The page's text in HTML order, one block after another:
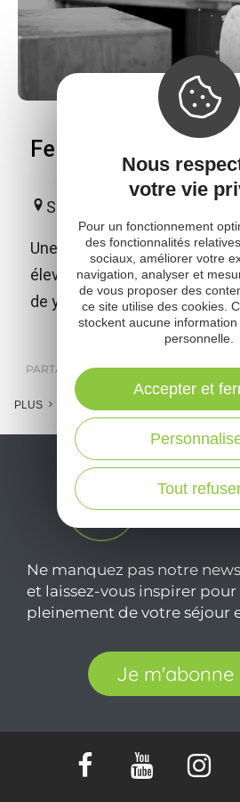
Ferme d'Alcas
Saint-Jean-et-Saint-Paul
Une ferme en Agriculture
élevant des brebis laitières
de yaourts et de fromage
PARTAGER : E-MAIL
PLUS
Ne manquez pas notre
et laissez-vous inspirer
pleinement de votre séjour
Je m'abonne
Nous
votre vie
Pour un fonctionnement
des fonctionnalités
sociaux, améliorer votre
navigation, analyser et
de vous proposer des
ce site utilise des cookies.
stockent aucune
personnelle.
Tout
Accepter et